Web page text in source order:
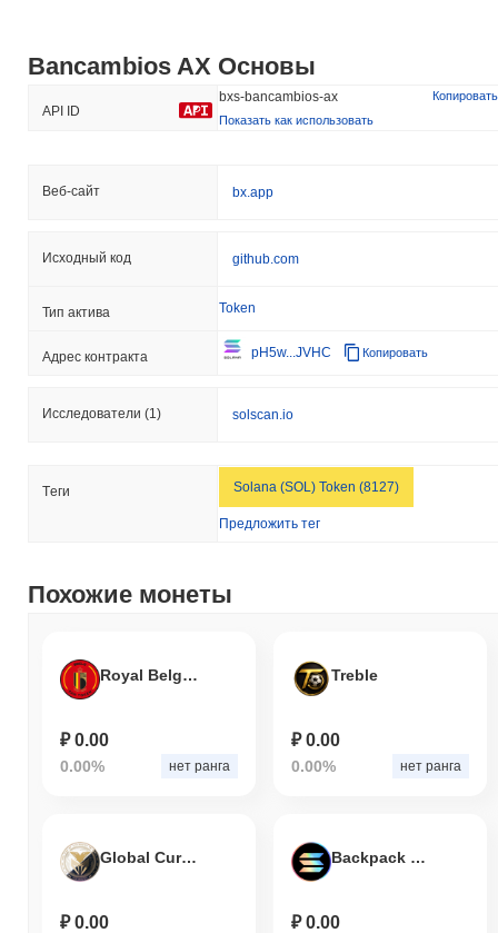
Bancambios AX Основы
API ID
bxs-bancambios-ax
Копировать
Показать как использовать
Веб-сайт bx.app
Исходный код github.com
Тип актива Token
Адрес контракта pH5w...JVHC Копировать
Исследователи (1) solscan.io
Tеги Solana (SOL) Token (8127)
Предложить тег
Похожие монеты
Royal Belgian Football Association Fan Token
₽ 0.00
0.00% нет ранга
Treble
₽ 0.00
0.00% нет ранга
Global Currency Restart Master
₽ 0.00
Backpack Staked SOL
₽ 0.00